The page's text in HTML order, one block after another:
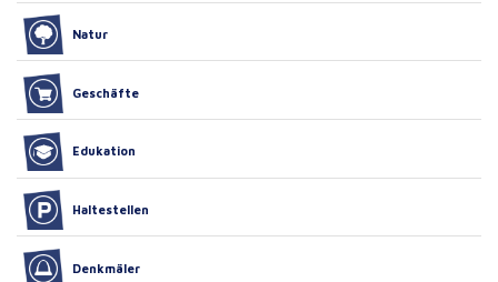
Natur
Geschäfte
Edukation
Haltestellen
Denkmäler